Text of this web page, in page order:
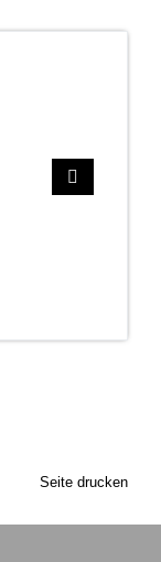
Seite drucken